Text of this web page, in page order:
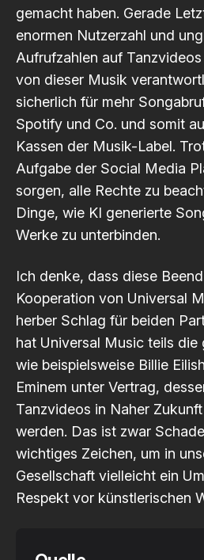
gemacht haben. Gerade
enormen Nutzerzahl und
Aufrufzahlen auf
von dieser Musik
sicherlich für mehr
Spotify und Co. und somit
Kassen der Musik-Label.
Aufgabe der Social Media
sorgen, alle Rechte zu
Dinge, wie KI generierte
Werke zu unterbinden.
Ich denke, dass diese
Kooperation von Universal
herber Schlag für beiden
hat Universal Music teils
wie beispielsweise Billie
Eminem unter Vertrag,
Tanzvideos in Naher
werden. Das ist zwar
wichtiges Zeichen, um in
Gesellschaft vielleicht ein
Respekt vor künstlerischen